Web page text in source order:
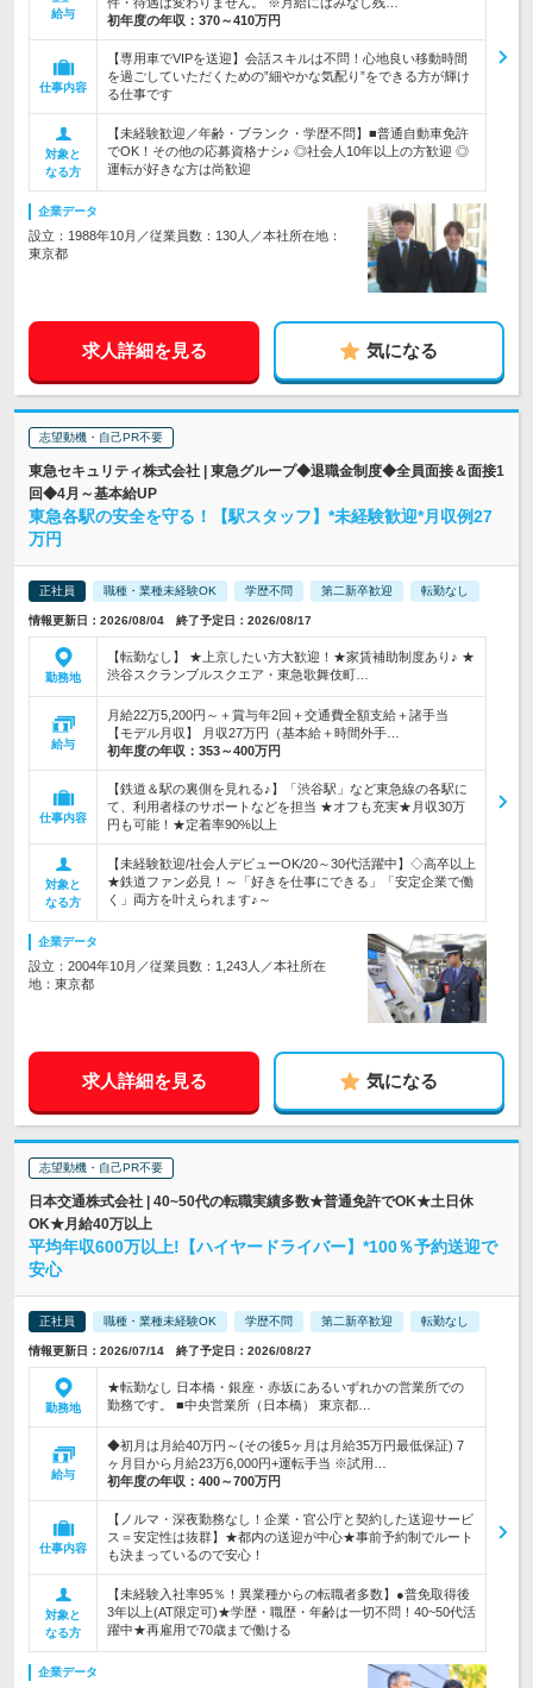
給与
初年度の年収： 370～410万円
仕事内容
【専用車でVIPを送迎】会話スキルは不問！心地良い移動時間
を過ごしていただくための”細やかな気配り”をできる方が輝け
る仕事です
対象と
なる方
【未経験歓迎／年齢・ブランク・学歴不問】■普通自動車免許
でOK！その他の応募資格ナシ♪ ◎社会人10年以上の方歓迎 ◎
運転が好きな方は尚歓迎
企業データ
設立：1988年10月／従業員数：130人／本社所在地：
東京都
求人詳細を見る 気になる
志望動機・自己PR不要
東急セキュリティ株式会社 | 東急グループ◆退職金制度◆全員面接＆面接1
回◆4月～基本給UP
東急各駅の安全を守る！【駅スタッフ】*未経験歓迎*月収例27
万円
正社員 職種・業種未経験OK 学歴不問 第二新卒歓迎 転勤なし
情報更新日：2026/08/04 終了予定日：2026/08/17
勤務地
【転勤なし】 ★上京したい方大歓迎！★家賃補助制度あり♪ ★
渋谷スクランブルスクエア・東急歌舞伎町…
給与
月給22万5,200円～＋賞与年2回＋交通費全額支給＋諸手当
【モデル月収】 月収27万円（基本給＋時間外手…
初年度の年収： 353～400万円
仕事内容
【鉄道＆駅の裏側を見れる♪】「渋谷駅」など東急線の各駅に
て、利用者様のサポートなどを担当 ★オフも充実★月収30万
円も可能！★定着率90%以上
対象と
なる方
【未経験歓迎/社会人デビューOK/20～30代活躍中】◇高卒以上
★鉄道ファン必見！～「好きを仕事にできる」「安定企業で働
く」両方を叶えられます♪～
企業データ
設立：2004年10月／従業員数：1,243人／本社所在
地：東京都
求人詳細を見る 気になる
志望動機・自己PR不要
日本交通株式会社 | 40~50代の転職実績多数★普通免許でOK★土日休
OK★月給40万以上
平均年収600万以上!【ハイヤードライバー】*100％予約送迎で
安心
正社員 職種・業種未経験OK 学歴不問 第二新卒歓迎 転勤なし
情報更新日：2026/07/14 終了予定日：2026/08/27
勤務地
★転勤なし 日本橋・銀座・赤坂にあるいずれかの営業所での
勤務です。 ■中央営業所（日本橋） 東京都…
給与
◆初月は月給40万円～(その後5ヶ月は月給35万円最低保証) 7
ヶ月目から月給23万6,000円+運転手当 ※試用…
初年度の年収： 400～700万円
仕事内容
【ノルマ・深夜勤務なし！企業・官公庁と契約した送迎サービ
ス＝安定性は抜群】★都内の送迎が中心★事前予約制でルート
も決まっているので安心！
対象と
なる方
【未経験入社率95％！異業種からの転職者多数】●普免取得後
3年以上(AT限定可)★学歴・職歴・年齢は一切不問！40~50代活
躍中★再雇用で70歳まで働ける
企業データ